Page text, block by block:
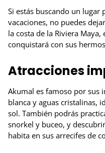
Si estás buscando un
vacaciones, no puedes
la costa de la Riviera
conquistará con sus
Atracciones
Akumal es famoso por sus
blanca y aguas cristalinas,
sol. También podrás
snorkel y buceo, y
habita en sus arrecifes de